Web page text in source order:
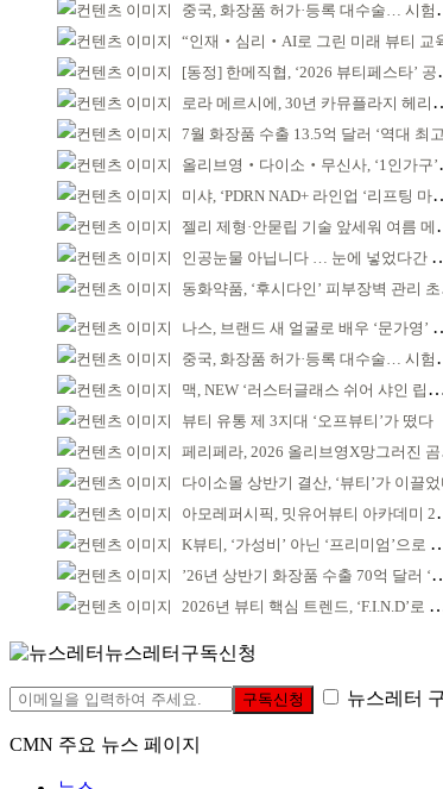
중국, 화장품 허가·등록 대수술… 시험자료 공용 허용
“인재‧심리‧AI로 그린 미래 뷰티 교
[동정] 한메직협, ‘2026 뷰티페스타’ 공동 주최
로라 메르시에, 30년 카뮤플라지 헤리티지 담아
7월 화장품 수출 13.5억 달러 ‘역대 최
올리브영‧다이소‧무신사, ‘1인가구’가 이끈다
미샤, ‘PDRN NAD+ 라인업 ‘리프팅 마스크’ 출시
젤리 제형·안묻립 기술 앞세워 여름 메이크업 시장 공략
인공눈물 아닙니다 … 눈에 넣었다간 각막 손상
동화약품, ‘후시다인’ 피부장벽 관리 초점 ‘리브랜딩’
나스, 브랜드 새 얼굴로 배우 ‘문가영’ 발탁
중국, 화장품 허가·등록 대수술… 시험자료 공용 허용
맥, NEW ‘러스터글래스 쉬어 샤인 립스틱’ 출시
뷰티 유통 제 3지대 ‘오프뷰티’가 떴다
페리페라, 2026 올리브영X망그러진 곰 콜라보
다이소몰 상반기 결산, ‘뷰티’가 이끌
아모레퍼시픽, 밋유어뷰티 아카데미 2기 발대식
K뷰티, ‘가성비’ 아닌 ‘프리미엄’으로 승부걸어야
’26년 상반기 화장품 수출 70억 달러 ‘역대 최고’
2026년 뷰티 핵심 트렌드, ‘F.I.N.D’로 읽는다
뉴스레터구독신청
구독신청 뉴스레터
CMN 주요 뉴스 페이지